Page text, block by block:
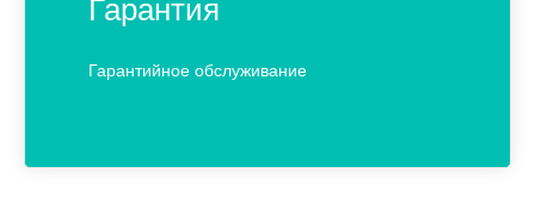
Гарантия
Гарантийное обслуживание